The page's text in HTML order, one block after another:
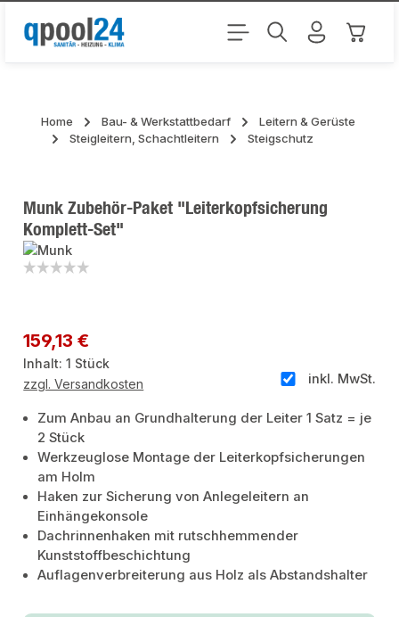
Zum Hauptinhalt springen
Home Bau- & Werkstattbedarf
Leitern & Gerüste
Steigleitern, Schachtleitern
Steigschutz
Munk Zubehör-Paket "Leiterkopfsicherung
Komplett-Set"
Regulärer Preis:
159,13 €
Inhalt:1 Stück
inkl. MwSt.
zzgl. Versandkosten
Zum Anbau an Grundhalterung der Leiter 1 Satz = je
2 Stück
Werkzeuglose Montage der Leiterkopfsicherungen
am Holm
Haken zur Sicherung von Anlegeleitern an
Einhängekonsole
Dachrinnenhaken mit rutschhemmender
Kunststoffbeschichtung
Auflagenverbreiterung aus Holz als Abstandshalter